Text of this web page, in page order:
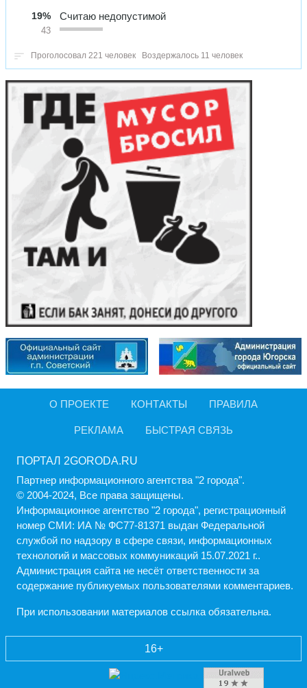
19%
43
Считаю недопустимой
Проголосовал 221 человек Воздержалось 11 человек
О ПРОЕКТЕ КОНТАКТЫ ПРАВИЛА
РЕКЛАМА БЫСТРАЯ СВЯЗЬ
ПОРТАЛ 2GORODA.RU
Партнер информационного агентства "2 города".
© 2004-2024, Все права защищены.
Информационное агентство "2 города", регистрационный
номер СМИ: ИА № ФС77-81371 выдан Федеральной
службой по надзору в сфере связи, информационных
технологий и массовых коммуникаций 15.07.2021 г..
Администрация cайта не несёт ответственности за
содержание публикуемых пользователями комментариев.
При использовании материалов ссылка обязательна.
16+